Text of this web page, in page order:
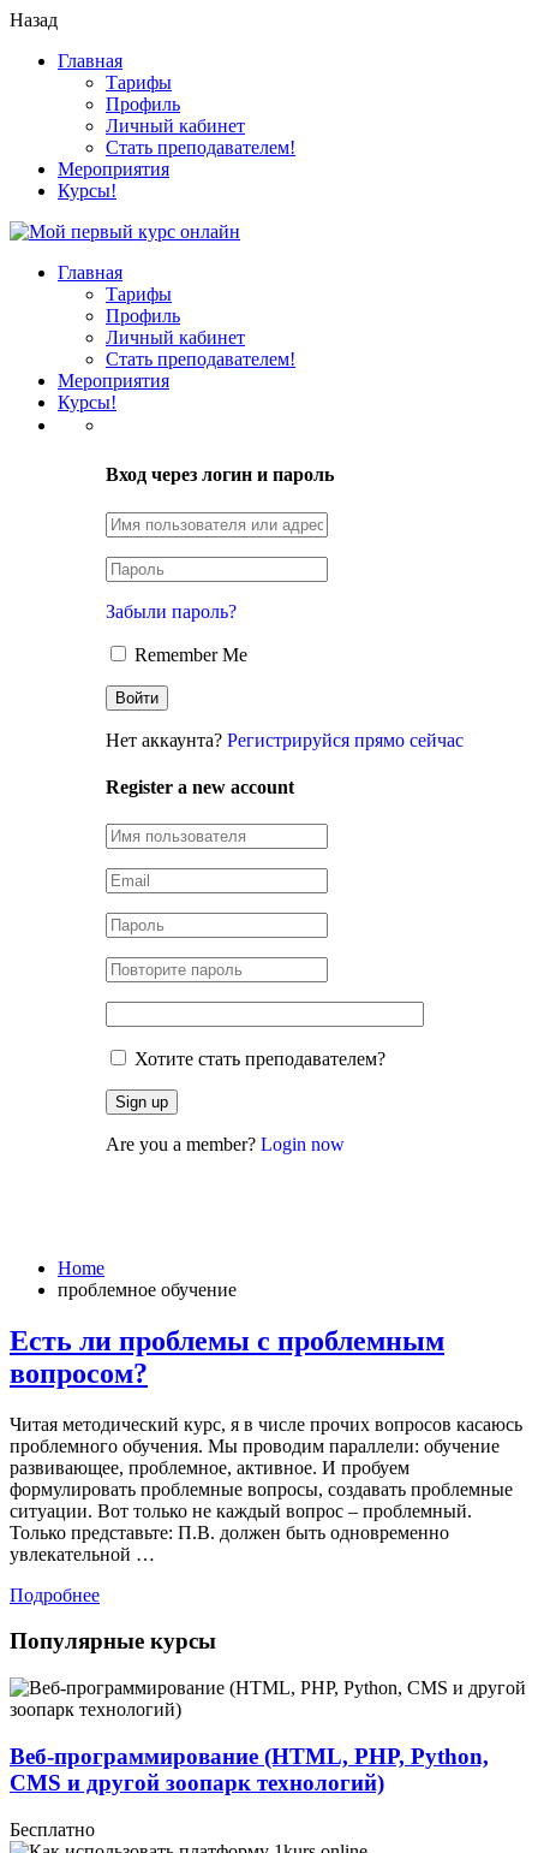
Назад
Главная
Тарифы
Профиль
Личный кабинет
Стать преподавателем!
Мероприятия
Курсы!
Главная
Тарифы
Профиль
Личный кабинет
Стать преподавателем!
Мероприятия
Курсы!
Вход через логин и пароль
Забыли пароль?
Remember Me
Нет аккаунта? Регистрируйся прямо сейчас
Register a new account
Хотите стать преподавателем?
Are you a member? Login now
Home
проблемное обучение
Есть ли проблемы с проблемным
вопросом?
Читая методический курс, я в числе прочих вопросов касаюсь
проблемного обучения. Мы проводим параллели: обучение
развивающее, проблемное, активное. И пробуем
формулировать проблемные вопросы, создавать проблемные
ситуации. Вот только не каждый вопрос – проблемный.
Только представьте: П.В. должен быть одновременно
увлекательной …
Подробнее
Популярные курсы
Веб-программирование (HTML, PHP, Python,
CMS и другой зоопарк технологий)
Бесплатно